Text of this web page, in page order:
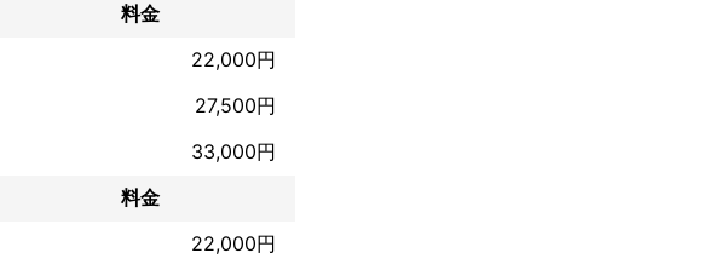
料金
22,000円
27,500円
33,000円
料金
22,000円